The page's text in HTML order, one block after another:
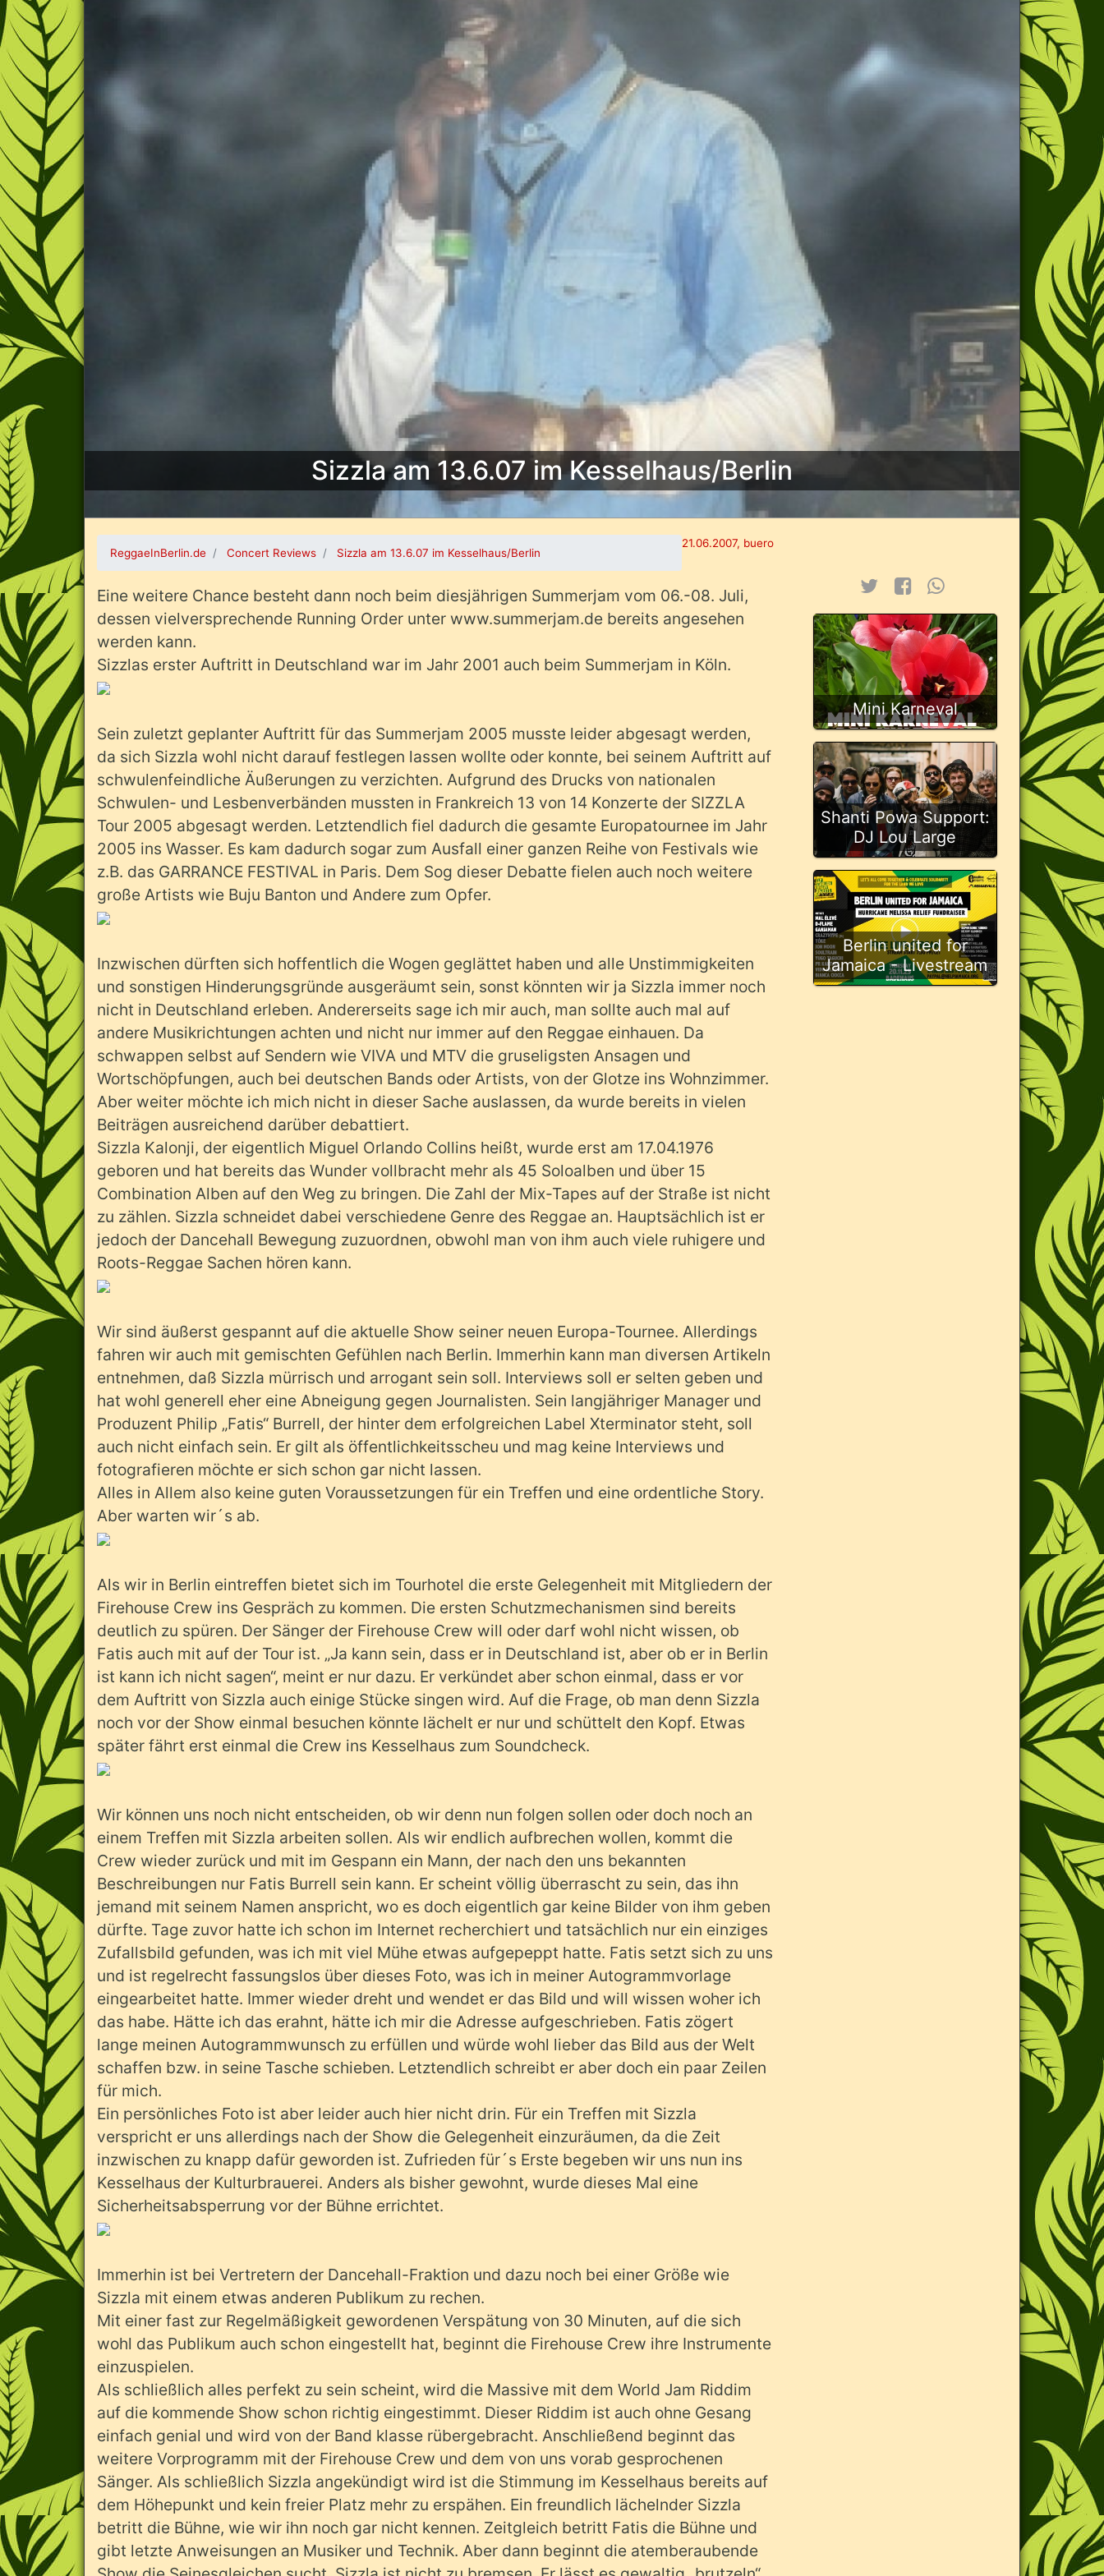
Sizzla am 13.6.07 im Kesselhaus/Berlin
21.06.2007, buero
ReggaeInBerlin.de Concert Reviews Sizzla am 13.6.07 im Kesselhaus/Berlin
Eine weitere Chance besteht dann noch beim diesjährigen Summerjam vom 06.-08. Juli,
dessen vielversprechende Running Order unter www.summerjam.de bereits angesehen
werden kann.
Sizzlas erster Auftritt in Deutschland war im Jahr 2001 auch beim Summerjam in Köln.
Sein zuletzt geplanter Auftritt für das Summerjam 2005 musste leider abgesagt werden,
da sich Sizzla wohl nicht darauf festlegen lassen wollte oder konnte, bei seinem Auftritt auf
schwulenfeindliche Äußerungen zu verzichten. Aufgrund des Drucks von nationalen
Schwulen- und Lesbenverbänden mussten in Frankreich 13 von 14 Konzerte der SIZZLA
Tour 2005 abgesagt werden. Letztendlich fiel dadurch die gesamte Europatournee im Jahr
2005 ins Wasser. Es kam dadurch sogar zum Ausfall einer ganzen Reihe von Festivals wie
z.B. das GARRANCE FESTIVAL in Paris. Dem Sog dieser Debatte fielen auch noch weitere
große Artists wie Buju Banton und Andere zum Opfer.
Inzwischen dürften sich hoffentlich die Wogen geglättet haben und alle Unstimmigkeiten
und sonstigen Hinderungsgründe ausgeräumt sein, sonst könnten wir ja Sizzla immer noch
nicht in Deutschland erleben. Andererseits sage ich mir auch, man sollte auch mal auf
andere Musikrichtungen achten und nicht nur immer auf den Reggae einhauen. Da
schwappen selbst auf Sendern wie VIVA und MTV die gruseligsten Ansagen und
Wortschöpfungen, auch bei deutschen Bands oder Artists, von der Glotze ins Wohnzimmer.
Aber weiter möchte ich mich nicht in dieser Sache auslassen, da wurde bereits in vielen
Beiträgen ausreichend darüber debattiert.
Sizzla Kalonji, der eigentlich Miguel Orlando Collins heißt, wurde erst am 17.04.1976
geboren und hat bereits das Wunder vollbracht mehr als 45 Soloalben und über 15
Combination Alben auf den Weg zu bringen. Die Zahl der Mix-Tapes auf der Straße ist nicht
zu zählen. Sizzla schneidet dabei verschiedene Genre des Reggae an. Hauptsächlich ist er
jedoch der Dancehall Bewegung zuzuordnen, obwohl man von ihm auch viele ruhigere und
Roots-Reggae Sachen hören kann.
Wir sind äußerst gespannt auf die aktuelle Show seiner neuen Europa-Tournee. Allerdings
fahren wir auch mit gemischten Gefühlen nach Berlin. Immerhin kann man diversen Artikeln
entnehmen, daß Sizzla mürrisch und arrogant sein soll. Interviews soll er selten geben und
hat wohl generell eher eine Abneigung gegen Journalisten. Sein langjähriger Manager und
Produzent Philip „Fatis“ Burrell, der hinter dem erfolgreichen Label Xterminator steht, soll
auch nicht einfach sein. Er gilt als öffentlichkeitsscheu und mag keine Interviews und
fotografieren möchte er sich schon gar nicht lassen.
Alles in Allem also keine guten Voraussetzungen für ein Treffen und eine ordentliche Story.
Aber warten wir´s ab.
Als wir in Berlin eintreffen bietet sich im Tourhotel die erste Gelegenheit mit Mitgliedern der
Firehouse Crew ins Gespräch zu kommen. Die ersten Schutzmechanismen sind bereits
deutlich zu spüren. Der Sänger der Firehouse Crew will oder darf wohl nicht wissen, ob
Fatis auch mit auf der Tour ist. „Ja kann sein, dass er in Deutschland ist, aber ob er in Berlin
ist kann ich nicht sagen“, meint er nur dazu. Er verkündet aber schon einmal, dass er vor
dem Auftritt von Sizzla auch einige Stücke singen wird. Auf die Frage, ob man denn Sizzla
noch vor der Show einmal besuchen könnte lächelt er nur und schüttelt den Kopf. Etwas
später fährt erst einmal die Crew ins Kesselhaus zum Soundcheck.
Wir können uns noch nicht entscheiden, ob wir denn nun folgen sollen oder doch noch an
einem Treffen mit Sizzla arbeiten sollen. Als wir endlich aufbrechen wollen, kommt die
Crew wieder zurück und mit im Gespann ein Mann, der nach den uns bekannten
Beschreibungen nur Fatis Burrell sein kann. Er scheint völlig überrascht zu sein, das ihn
jemand mit seinem Namen anspricht, wo es doch eigentlich gar keine Bilder von ihm geben
dürfte. Tage zuvor hatte ich schon im Internet recherchiert und tatsächlich nur ein einziges
Zufallsbild gefunden, was ich mit viel Mühe etwas aufgepeppt hatte. Fatis setzt sich zu uns
und ist regelrecht fassungslos über dieses Foto, was ich in meiner Autogrammvorlage
eingearbeitet hatte. Immer wieder dreht und wendet er das Bild und will wissen woher ich
das habe. Hätte ich das erahnt, hätte ich mir die Adresse aufgeschrieben. Fatis zögert
lange meinen Autogrammwunsch zu erfüllen und würde wohl lieber das Bild aus der Welt
schaffen bzw. in seine Tasche schieben. Letztendlich schreibt er aber doch ein paar Zeilen
für mich.
Ein persönliches Foto ist aber leider auch hier nicht drin. Für ein Treffen mit Sizzla
verspricht er uns allerdings nach der Show die Gelegenheit einzuräumen, da die Zeit
inzwischen zu knapp dafür geworden ist. Zufrieden für´s Erste begeben wir uns nun ins
Kesselhaus der Kulturbrauerei. Anders als bisher gewohnt, wurde dieses Mal eine
Sicherheitsabsperrung vor der Bühne errichtet.
Immerhin ist bei Vertretern der Dancehall-Fraktion und dazu noch bei einer Größe wie
Sizzla mit einem etwas anderen Publikum zu rechen.
Mit einer fast zur Regelmäßigkeit gewordenen Verspätung von 30 Minuten, auf die sich
wohl das Publikum auch schon eingestellt hat, beginnt die Firehouse Crew ihre Instrumente
einzuspielen.
Als schließlich alles perfekt zu sein scheint, wird die Massive mit dem World Jam Riddim
auf die kommende Show schon richtig eingestimmt. Dieser Riddim ist auch ohne Gesang
einfach genial und wird von der Band klasse rübergebracht. Anschließend beginnt das
weitere Vorprogramm mit der Firehouse Crew und dem von uns vorab gesprochenen
Sänger. Als schließlich Sizzla angekündigt wird ist die Stimmung im Kesselhaus bereits auf
dem Höhepunkt und kein freier Platz mehr zu erspähen. Ein freundlich lächelnder Sizzla
betritt die Bühne, wie wir ihn noch gar nicht kennen. Zeitgleich betritt Fatis die Bühne und
gibt letzte Anweisungen an Musiker und Technik. Aber dann beginnt die atemberaubende
Mini Karneval
Shanti Powa Support:
DJ Lou Large
Berlin united for
Jamaica - Livestream